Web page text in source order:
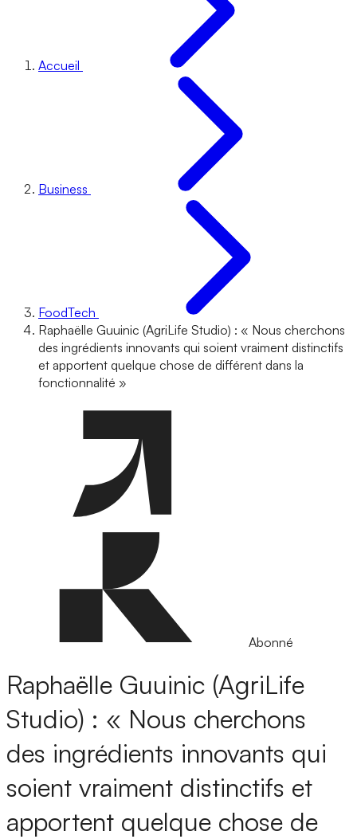
Accueil
Business
FoodTech
Raphaëlle Guuinic (AgriLife Studio) : « Nous cherchons
des ingrédients innovants qui soient vraiment distinctifs
et apportent quelque chose de différent dans la
fonctionnalité »
Abonné
Raphaëlle Guuinic (AgriLife
Studio) : « Nous cherchons
des ingrédients innovants qui
soient vraiment distinctifs et
apportent quelque chose de